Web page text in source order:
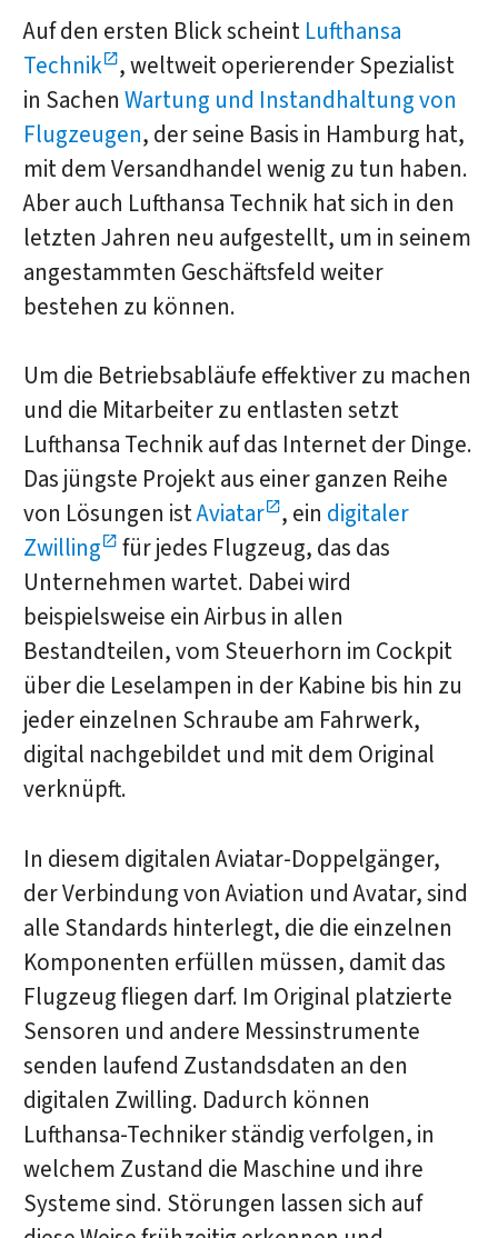
Auf den ersten Blick scheint Lufthansa
Technik , weltweit operierender Spezialist
in Sachen Wartung und Instandhaltung von
Flugzeugen, der seine Basis in Hamburg hat,
mit dem Versandhandel wenig zu tun haben.
Aber auch Lufthansa Technik hat sich in den
letzten Jahren neu aufgestellt, um in seinem
angestammten Geschäftsfeld weiter
bestehen zu können.
Um die Betriebsabläufe effektiver zu machen
und die Mitarbeiter zu entlasten setzt
Lufthansa Technik auf das Internet der Dinge.
Das jüngste Projekt aus einer ganzen Reihe
von Lösungen istAviatar , ein digitaler
Zwilling
für jedes Flugzeug, das das
Unternehmen wartet. Dabei wird
beispielsweise ein Airbus in allen
Bestandteilen, vom Steuerhorn im Cockpit
über die Leselampen in der Kabine bis hin zu
jeder einzelnen Schraube am Fahrwerk,
digital nachgebildet und mit dem Original
verknüpft.
In diesem digitalen Aviatar-Doppelgänger,
der Verbindung von Aviation und Avatar, sind
alle Standards hinterlegt, die die einzelnen
Komponenten erfüllen müssen, damit das
Flugzeug fliegen darf. Im Original platzierte
Sensoren und andere Messinstrumente
senden laufend Zustandsdaten an den
digitalen Zwilling. Dadurch können
Lufthansa-Techniker ständig verfolgen, in
welchem Zustand die Maschine und ihre
Systeme sind. Störungen lassen sich auf